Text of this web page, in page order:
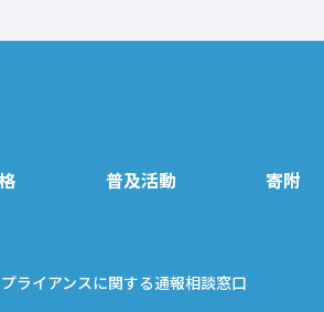
普及活動 寄附
ライアンスに関する通報相談窓口